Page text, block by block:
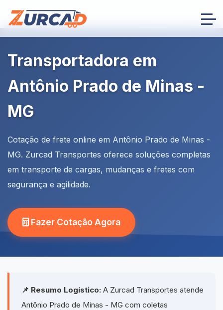
Transportadora em
Antônio Prado de Minas -
MG
Cotação de frete online em Antônio Prado de Minas -
MG. Zurcad Transportes oferece soluções completas
em transporte de cargas, mudanças e fretes com
segurança e agilidade.
Fazer Cotação Agora
📌 Resumo Logístico: A Zurcad Transportes atende
Antônio Prado de Minas - MG com coletas